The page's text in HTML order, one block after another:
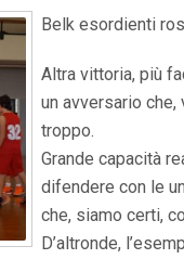
Belk esordienti
Altra vittoria, più
un avversario
troppo.
Grande capacità
difendere con le
che, siamo certi,
D’altronde,